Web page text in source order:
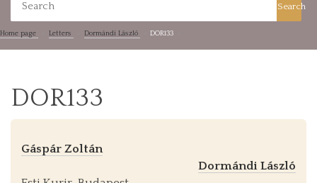
Search
Home page Letters Dormándi László DOR133
DOR133
Gáspár Zoltán
Dormándi László